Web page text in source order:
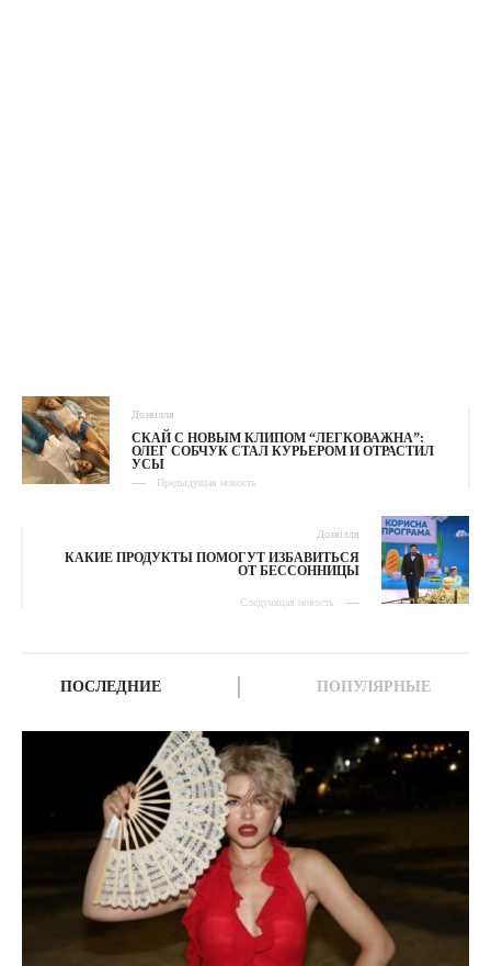
Дозвілля
СКАЙ С НОВЫМ КЛИПОМ “ЛЕГКОВАЖНА”:
ОЛЕГ СОБЧУК СТАЛ КУРЬЕРОМ И ОТРАСТИЛ
УСЫ
Предыдущая новость
Дозвілля
КАКИЕ ПРОДУКТЫ ПОМОГУТ ИЗБАВИТЬСЯ
ОТ БЕССОННИЦЫ
Следующая новость
ПОСЛЕДНИЕ ПОПУЛЯРНЫЕ